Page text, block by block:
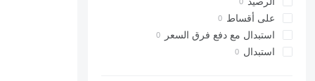
على أقساط
استبدال مع دفع فرق السعر
استبدال